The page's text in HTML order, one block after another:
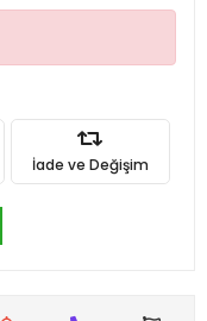
İade ve Değişim